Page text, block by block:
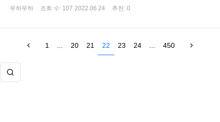
무하무하 조회 수: 107 2022.06.24 추천: 0
1 20 21 22 23 24 450